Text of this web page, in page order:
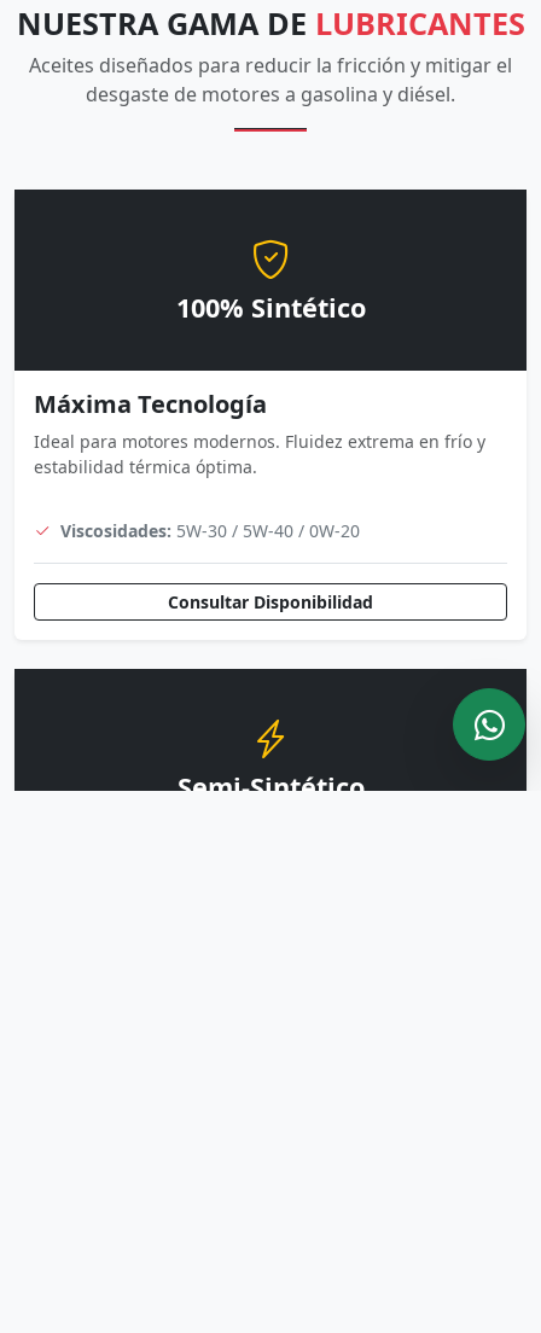
NUESTRA GAMA DE LUBRICANTES
Aceites diseñados para reducir la fricción y mitigar el
desgaste de motores a gasolina y diésel.
100% Sintético
Máxima Tecnología
Ideal para motores modernos. Fluidez extrema en frío y
estabilidad térmica óptima.
Viscosidades: 5W-30 / 5W-40 / 0W-20
Consultar Disponibilidad
Semi-Sintético